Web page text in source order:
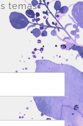
temas